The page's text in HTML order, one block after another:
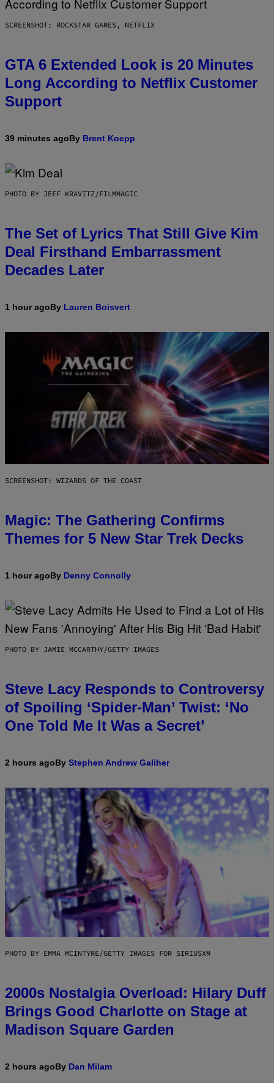
SCREENSHOT: ROCKSTAR GAMES, NETFLIX
GTA 6 Extended Look is 20 Minutes
Long According to Netflix Customer
Support
39 minutes agoBy Brent Koepp
PHOTO BY JEFF KRAVITZ/FILMMAGIC
The Set of Lyrics That Still Give Kim
Deal Firsthand Embarrassment
Decades Later
1 hour agoBy Lauren Boisvert
SCREENSHOT: WIZARDS OF THE COAST
Magic: The Gathering Confirms
Themes for 5 New Star Trek Decks
1 hour agoBy Denny Connolly
PHOTO BY JAMIE MCCARTHY/GETTY IMAGES
Steve Lacy Responds to Controversy
of Spoiling ‘Spider-Man’ Twist: ‘No
One Told Me It Was a Secret’
2 hours agoBy Stephen Andrew Galiher
PHOTO BY EMMA MCINTYRE/GETTY IMAGES FOR SIRIUSXM
2000s Nostalgia Overload: Hilary Duff
Brings Good Charlotte on Stage at
Madison Square Garden
2 hours agoBy Dan Milam